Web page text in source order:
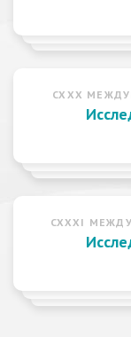
CXXX
CXXXI